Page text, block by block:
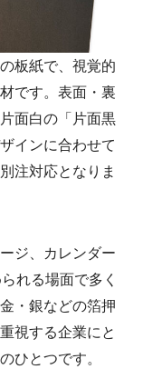
板紙で、視覚的
です。表面・裏
面白の「片面黒
インに合わせて
注対応となりま
ジ、カレンダー
れる場面で多く
・銀などの箔押
視する企業にと
ひとつです。